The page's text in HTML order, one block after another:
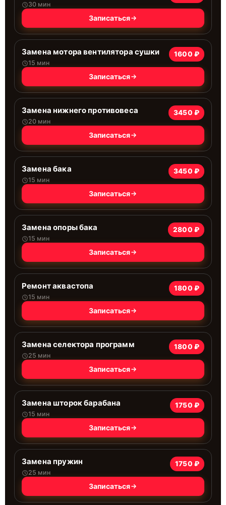
30 мин
Записаться
Замена мотора вентилятора сушки
15 мин
1600 ₽
Записаться
Замена нижнего противовеса
20 мин
3450 ₽
Записаться
Замена бака
15 мин
3450 ₽
Записаться
Замена опоры бака
15 мин
2800 ₽
Записаться
Ремонт аквастопа
15 мин
1800 ₽
Записаться
Замена селектора программ
25 мин
1800 ₽
Записаться
Замена шторок барабана
15 мин
1750 ₽
Записаться
Замена пружин
25 мин
1750 ₽
Записаться